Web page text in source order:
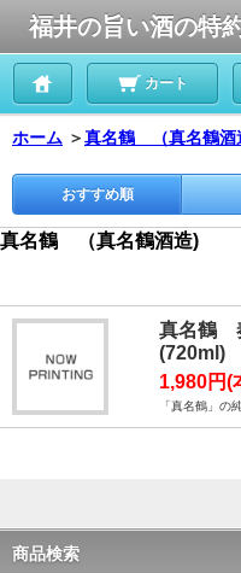
福井の旨い酒の特
カート
ホーム ＞真名鶴 （真名鶴酒
おすすめ順
真名鶴 （真名鶴酒造)
真名鶴
(720ml)
1,980円(
「真名鶴」の
商品検索